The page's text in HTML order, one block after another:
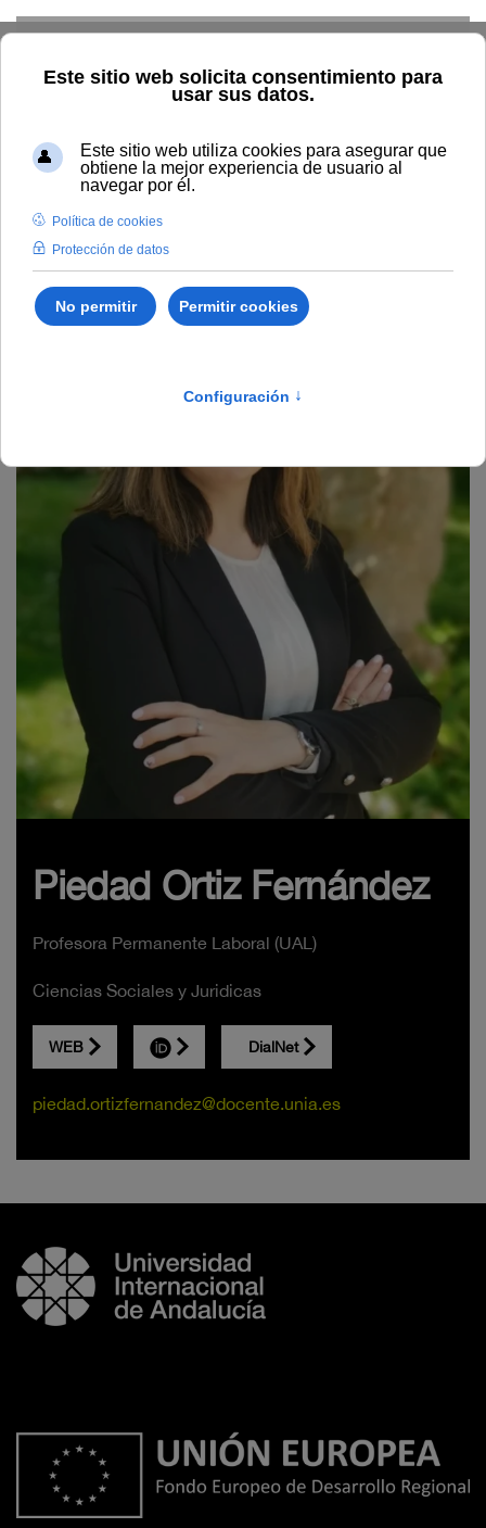
Home Profesorado Directorio profesor
Piedad Ortiz
Fernández
Piedad Ortiz Fernández
Profesora Permanente Laboral (UAL)
Ciencias Sociales y Juridicas
WEB DialNet
piedad.ortizfernandez@docente.unia.es